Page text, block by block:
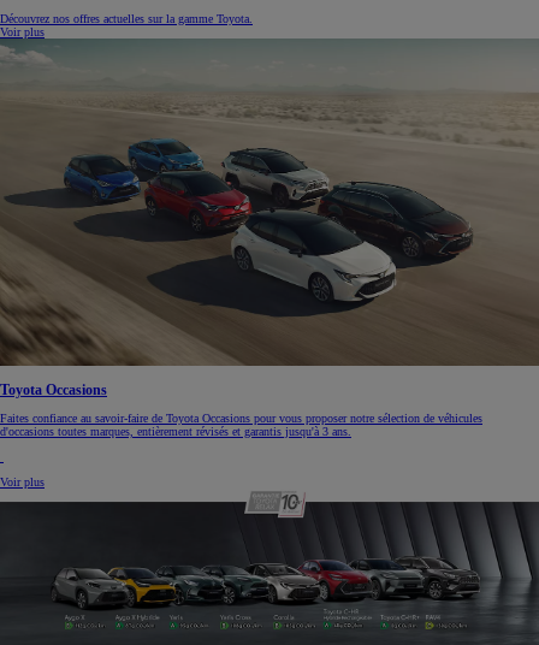
Découvrez nos offres actuelles sur la gamme Toyota.
Voir plus
Toyota Occasions
Faites confiance au savoir-faire de Toyota Occasions pour vous proposer notre sélection de véhicules
d'occasions toutes marques, entièrement révisés et garantis jusqu'à 3 ans.
Voir plus